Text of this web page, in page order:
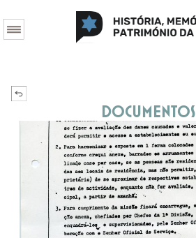
Documentos